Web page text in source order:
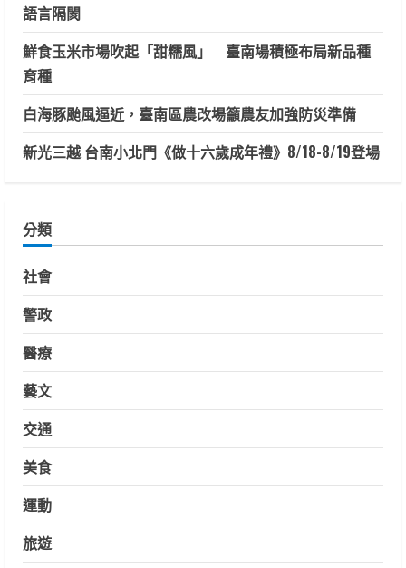
語言隔閡
鮮食玉米市場吹起「甜糯風」 臺南場積極布局新品種
育種
白海豚颱風逼近，臺南區農改場籲農友加強防災準備
新光三越 台南小北門《做十六歲成年禮》8/18-8/19登場
分類
社會
警政
醫療
藝文
交通
美食
運動
旅遊